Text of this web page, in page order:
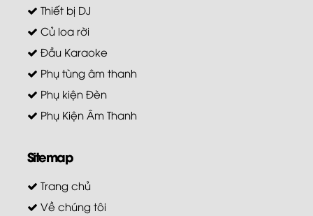
Thiết bị DJ
Củ loa rời
Đầu Karaoke
Phụ tùng âm thanh
Phụ kiện Đèn
Phụ Kiện Âm Thanh
Sitemap
Trang chủ
Về chúng tôi